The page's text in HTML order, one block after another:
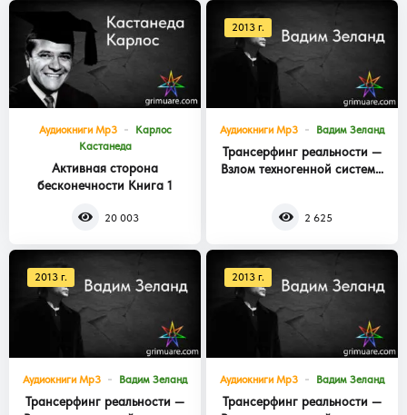
Аудиокниги Mp3
Карлос
Кастанеда
Активная сторона
бесконечности Книга 1
20 003
2013 г.
Аудиокниги Mp3 Вадим Зеланд
Трансерфинг реальности —
Взлом техногенной системы
2 625
2013 г.
Аудиокниги Mp3 Вадим Зеланд
Трансерфинг реальности —
2013 г.
Аудиокниги Mp3 Вадим Зеланд
Трансерфинг реальности —